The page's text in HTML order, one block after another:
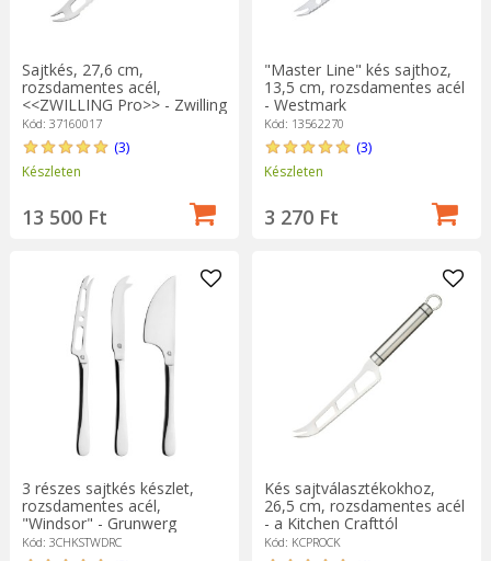
Sajtkés, 27,6 cm,
rozsdamentes acél,
<<ZWILLING Pro>> - Zwilling
Kód: 37160017
(3)
Készleten
13 500 Ft
"Master Line" kés sajthoz,
13,5 cm, rozsdamentes acél
- Westmark
Kód: 13562270
(3)
Készleten
3 270 Ft
3 részes sajtkés készlet,
rozsdamentes acél,
"Windsor" - Grunwerg
Kód: 3CHKSTWDRC
Kés sajtválasztékokhoz,
26,5 cm, rozsdamentes acél
- a Kitchen Crafttól
Kód: KCPROCK